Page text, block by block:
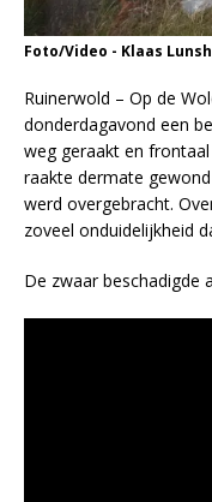
Foto/Video - Klaas
Ruinerwold – Op de
donderdagavond een
weg geraakt en
raakte dermate
werd overgebracht.
zoveel onduidelijkheid
De zwaar beschadigde